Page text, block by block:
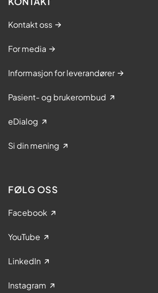
Kontakt oss
For media
Informasjon for leverandører
Pasient- og brukerombud
eDialog
Si din mening
FØLG OSS
Facebook
YouTube
LinkedIn
Instagram